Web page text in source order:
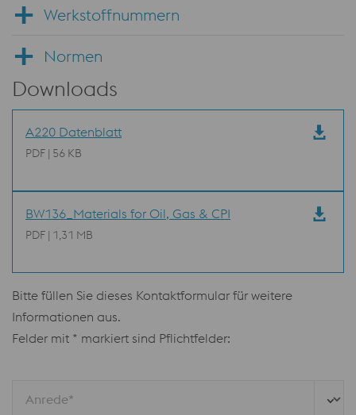
Werkstoffnummern
Normen
Downloads
A220 Datenblatt
PDF | 56 KB
BW136_Materials for Oil, Gas & CPI
PDF | 1,31 MB
Bitte füllen Sie dieses Kontaktformular für weitere
Informationen aus.
Felder mit * markiert sind Pflichtfelder:
Anrede*